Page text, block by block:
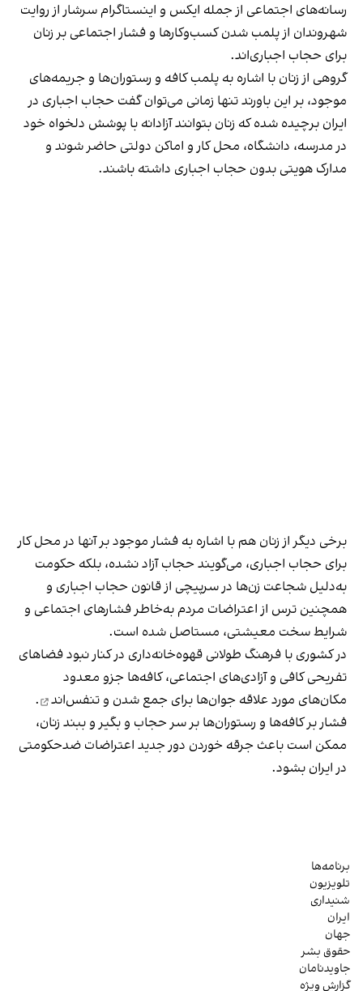
رسانه‎‌های اجتماعی از جمله ایکس و اینستاگرام سرشار از روایت
شهروندان از پلمب شدن کسب‌وکارها و فشار اجتماعی بر زنان
برای حجاب اجباری‌اند.
گروهی از زنان با اشاره به پلمب کافه و رستوران‌ها و جریمه‌های
موجود، بر این باورند تنها زمانی می‌توان گفت حجاب اجباری در
ایران برچیده شده که زنان بتوانند آزادانه با پوشش دلخواه خود
در مدرسه، دانشگاه، محل کار و اماکن دولتی حاضر شوند و
مدارک هویتی بدون حجاب اجباری داشته باشند.
برخی دیگر از زنان هم با اشاره به فشار موجود بر آنها در محل کار
برای حجاب اجباری، می‌گویند حجاب آزاد نشده، بلکه حکومت
به‌دلیل شجاعت زن‌ها در سرپیچی از قانون حجاب اجباری و
همچنین ترس از اعتراضات مردم به‌خاطر فشارهای اجتماعی و
شرایط سخت معیشتی، مستاصل شده است.
در کشوری با فرهنگ طولانی قهوه‌‌خانه‌داری در کنار نبود فضاهای
تفریحی کافی و آزادی‌های اجتماعی، کافه‌ها جزو معدود
مکان‌های مورد علاقه جوان‌ها برای جمع شدن و تنفس‌اند
.
فشار بر کافه‌ها و رستوران‌ها بر سر حجاب و بگیر و ببند زنان،
ممکن است باعث جرقه خوردن دور جدید اعتراضات ضدحکومتی
در ایران بشود.
برنامه‌ها
تلویزیون
شنیداری
ایران
جهان
حقوق بشر
جاویدنامان
گزارش ویژه